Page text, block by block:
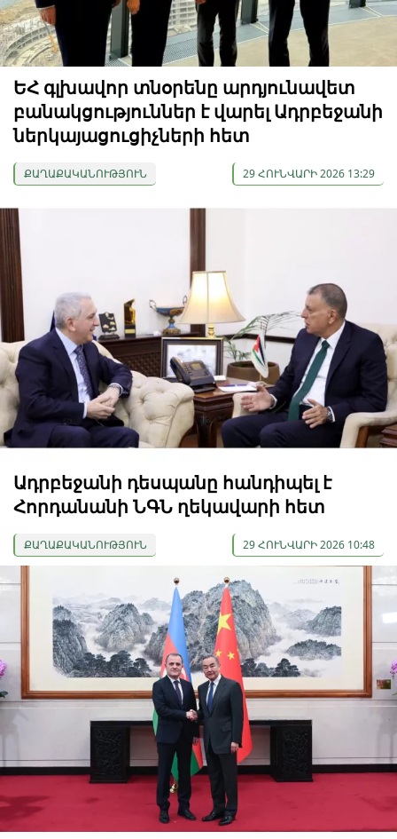
ԵՀ գլխավոր տնօրենը արդյունավետ
բանակցություններ է վարել Ադրբեջանի
ներկայացուցիչների հետ
ՔԱՂԱՔԱԿԱՆՈՒԹՅՈՒՆ 29 ՀՈՒՆՎԱՐԻ 2026 13:29
Ադրբեջանի դեսպանը հանդիպել է
Հորդանանի ՆԳՆ ղեկավարի հետ
ՔԱՂԱՔԱԿԱՆՈՒԹՅՈՒՆ 29 ՀՈՒՆՎԱՐԻ 2026 10:48